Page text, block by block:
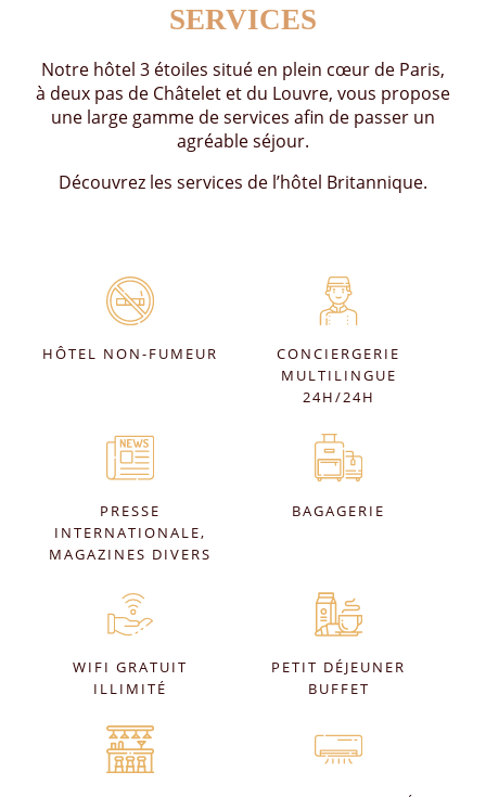
SERVICES
Notre hôtel 3 étoiles situé en plein cœur de Paris,
à deux pas de Châtelet et du Louvre, vous propose
une large gamme de services afin de passer un
agréable séjour.
Découvrez les services de l’hôtel Britannique.
HÔTEL NON-FUMEUR
CONCIERGERIE
MULTILINGUE
24H/24H
PRESSE
INTERNATIONALE,
MAGAZINES DIVERS
BAGAGERIE
WIFI GRATUIT
ILLIMITÉ
PETIT DÉJEUNER
BUFFET